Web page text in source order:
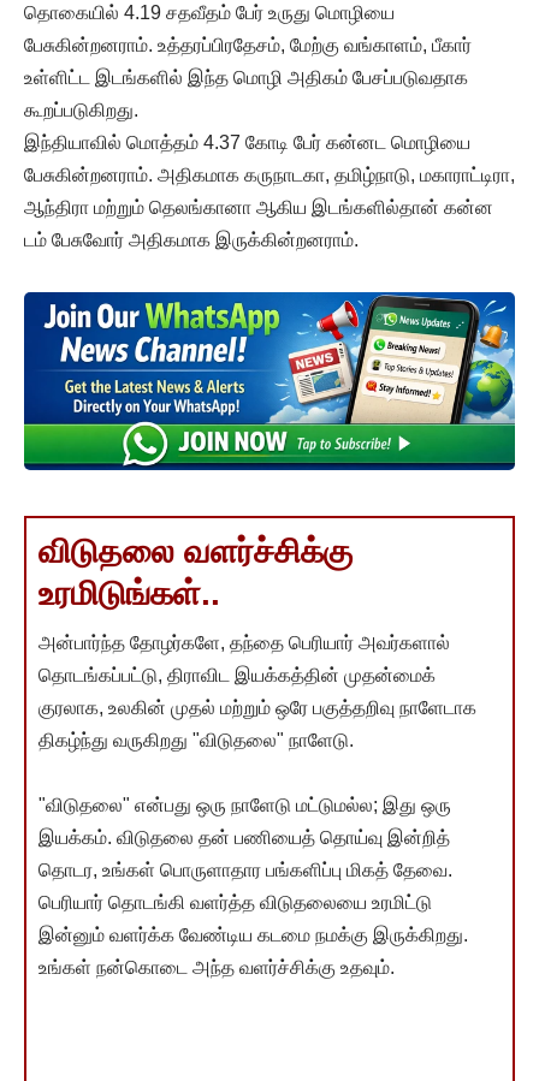
தொகையில் 4.19 சதவீதம் பேர் உருது மொழியை
பேசுகின்றனராம். உத்தரப்பிரதேசம், மேற்கு வங்காளம், பீகார்
உள்ளிட்ட இடங்களில் இந்த மொழி அதிகம் பேசப்படுவதாக
கூறப்படுகிறது.
இந்தியாவில் மொத்தம் 4.37 கோடி பேர் கன்னட மொழியை
பேசுகின்றனராம். அதிகமாக கருநாடகா, தமிழ்நாடு, மகாராட்டிரா,
ஆந்திரா மற்றும் தெலங்கானா ஆகிய இடங்களில்தான் கன்ன
டம் பேசுவோர் அதிகமாக இருக்கின்றனராம்.
விடுதலை வளர்ச்சிக்கு
உரமிடுங்கள்..
அன்பார்ந்த தோழர்களே, தந்தை பெரியார் அவர்களால்
தொடங்கப்பட்டு, திராவிட இயக்கத்தின் முதன்மைக்
குரலாக, உலகின் முதல் மற்றும் ஒரே பகுத்தறிவு நாளேடாக
திகழ்ந்து வருகிறது "விடுதலை" நாளேடு.
"விடுதலை" என்பது ஒரு நாளேடு மட்டுமல்ல; இது ஒரு
இயக்கம். விடுதலை தன் பணியைத் தொய்வு இன்றித்
தொடர, உங்கள் பொருளாதார பங்களிப்பு மிகத் தேவை.
பெரியார் தொடங்கி வளர்த்த விடுதலையை உரமிட்டு
இன்னும் வளர்க்க வேண்டிய கடமை நமக்கு இருக்கிறது.
உங்கள் நன்கொடை அந்த வளர்ச்சிக்கு உதவும்.